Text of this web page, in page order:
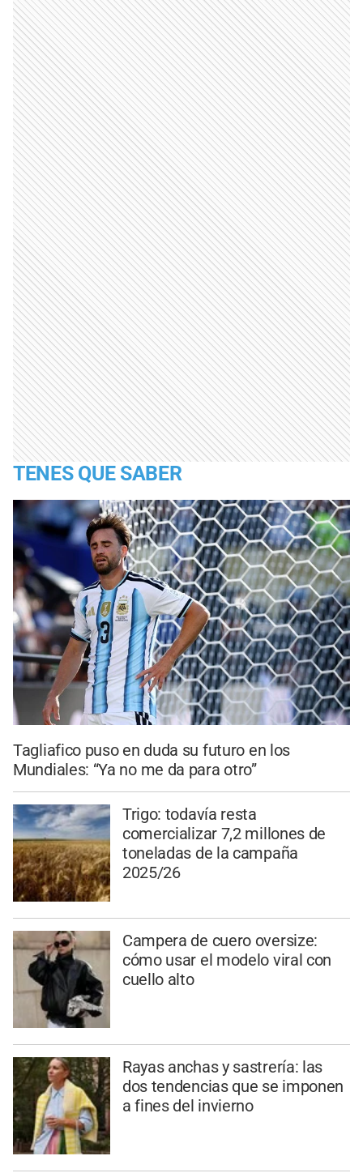
TENES QUE SABER
Tagliafico puso en duda su futuro en los
Mundiales: “Ya no me da para otro”
Trigo: todavía resta
comercializar 7,2 millones de
toneladas de la campaña
2025/26
Campera de cuero oversize:
cómo usar el modelo viral con
cuello alto
Rayas anchas y sastrería: las
dos tendencias que se imponen
a fines del invierno